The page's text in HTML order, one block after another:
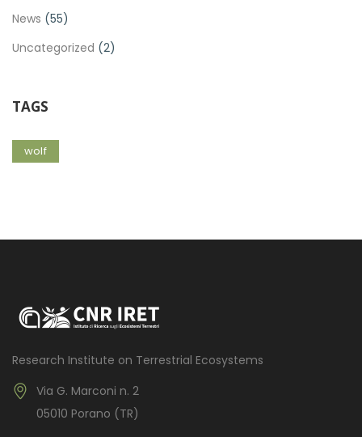
News (55)
Uncategorized (2)
TAGS
wolf
Research Institute on Terrestrial Ecosystems
Via G. Marconi n. 2
05010 Porano (TR)